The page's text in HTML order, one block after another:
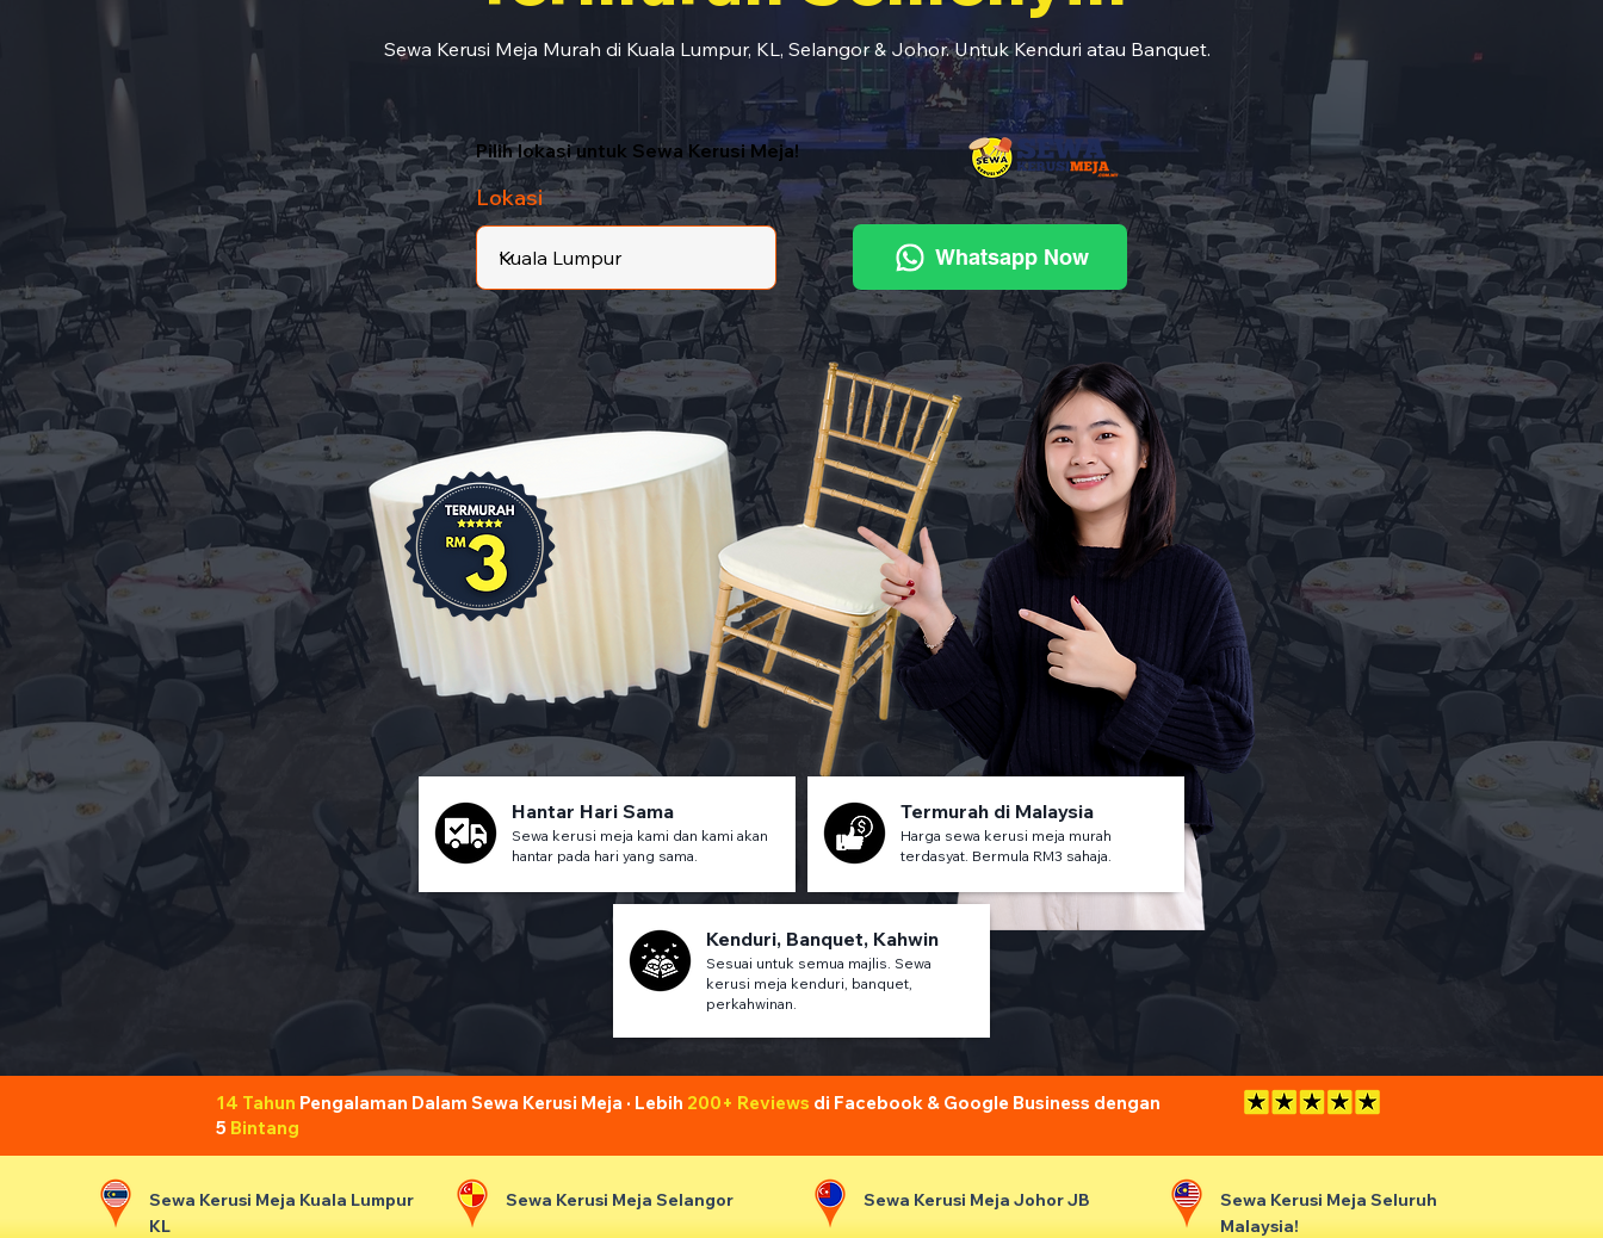
Sewa Kerusi Meja Murah di Kuala Lumpur, KL, Selangor & Johor. Untuk Kenduri atau Banquet.
Pilih lokasi untuk Sewa Kerusi Meja!
Lokasi
Whatsapp Now
Hantar Hari Sama
Sewa kerusi meja kami dan kami akan
hantar pada hari yang sama.
Termurah di Malaysia
Harga sewa kerusi meja murah
terdasyat. Bermula RM3 sahaja.
Kenduri, Banquet, Kahwin
Sesuai untuk semua majlis. Sewa
kerusi meja kenduri, banquet,
perkahwinan.
14 Tahun Pengalaman Dalam Sewa Kerusi Meja · Lebih 200+ Reviews di Facebook & Google Business dengan
5 Bintang
Sewa Kerusi Meja Kuala Lumpur
KL
Sewa Kerusi Meja Selangor Sewa Kerusi Meja Johor JB
Sewa Kerusi Meja Seluruh
Malaysia!